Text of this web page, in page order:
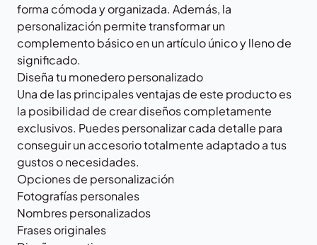
forma cómoda y organizada. Además, la
personalización permite transformar un
complemento básico en un artículo único y lleno de
significado.
Diseña tu monedero personalizado
Una de las principales ventajas de este producto es
la posibilidad de crear diseños completamente
exclusivos. Puedes personalizar cada detalle para
conseguir un accesorio totalmente adaptado a tus
gustos o necesidades.
Opciones de personalización
Fotografías personales
Nombres personalizados
Frases originales